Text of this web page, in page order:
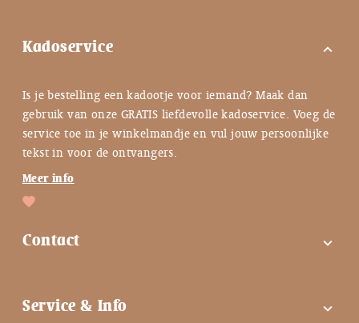
Kadoservice expand_more
Is je bestelling een kadootje voor iemand? Maak dan
gebruik van onze GRATIS liefdevolle kadoservice. Voeg de
service toe in je winkelmandje en vul jouw persoonlijke
tekst in voor de ontvangers.
Meer info
Contact expand_more
Contactgegevens
Service & Info expand_more